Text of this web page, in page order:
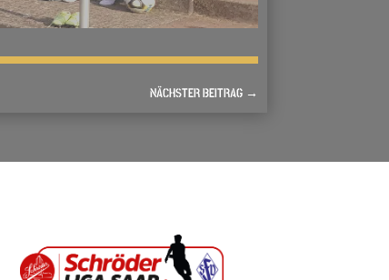
NÄCHSTER BEITRAG→